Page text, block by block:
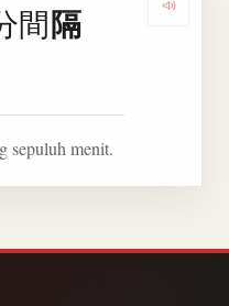
間隔
sepuluh menit.